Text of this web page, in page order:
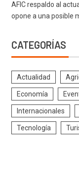
AFIC respaldo al
opone a una posible
CATEGORÍAS
Actualidad
Economía
Internacionales
Tecnología